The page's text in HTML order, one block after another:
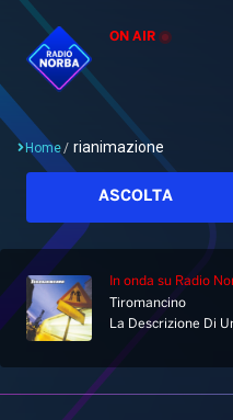
ON AIR
Home
Palinsesto
Notizie
Home/ rianimazione
ASCOLTA
In onda su Radio
Tiromancino